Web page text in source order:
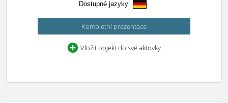
Dostupné jazyky:
Kompletní prezentace
Vložit objekt do své aktovky